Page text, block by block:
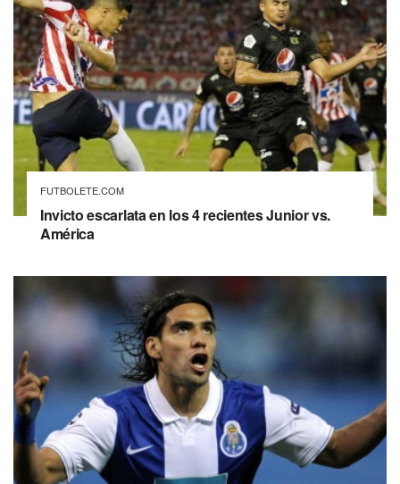
FUTBOLETE.COM
Invicto escarlata en los 4 recientes Junior vs.
América